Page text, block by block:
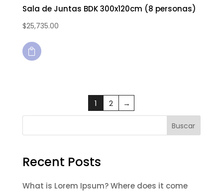
Sala de Juntas BDK 300x120cm (8 personas)
$25,735.00

1 2 →
Buscar
Recent Posts
What is Lorem Ipsum? Where does it come